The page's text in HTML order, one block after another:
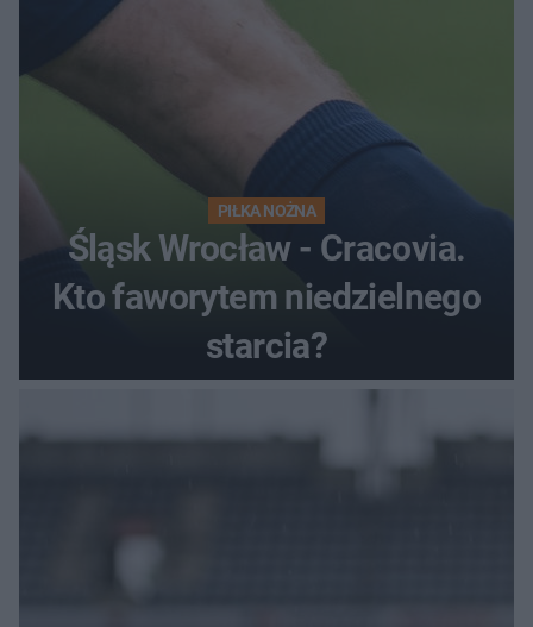
PIŁKA NOŻNA
Śląsk Wrocław - Cracovia.
Kto faworytem niedzielnego
starcia?